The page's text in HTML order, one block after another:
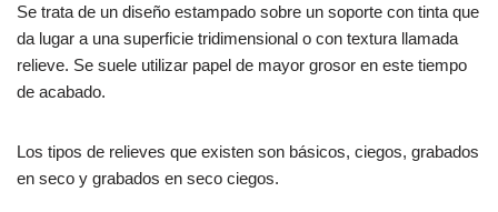
Se trata de un diseño estampado sobre un soporte con tinta que
da lugar a una superficie tridimensional o con textura llamada
relieve. Se suele utilizar papel de mayor grosor en este tiempo
de acabado.
Los tipos de relieves que existen son básicos, ciegos, grabados
en seco y grabados en seco ciegos.